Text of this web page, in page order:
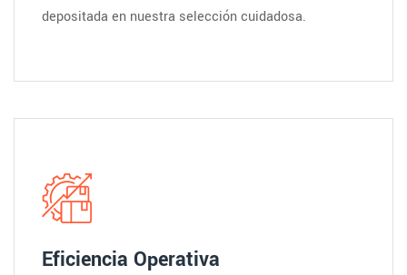
depositada en nuestra selección cuidadosa.
Eficiencia Operativa